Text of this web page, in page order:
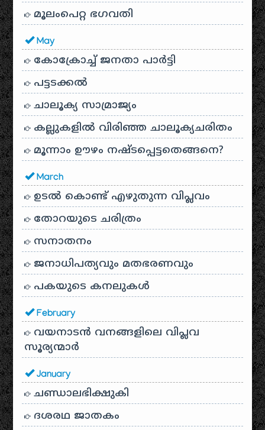
മൂലംപെറ്റ ഭഗവതി
May
കോക്രോച്ച് ജനതാ പാർട്ടി
പട്ടടക്കൽ
ചാലൂക്യ സാമ്രാജ്യം
കല്ലുകളിൽ വിരിഞ്ഞ ചാലൂക്യചരിതം
മൂന്നാം ഊഴം നഷ്ടപ്പെട്ടതെങ്ങനെ?
March
ഉടൽ കൊണ്ട് എഴുതുന്ന വിപ്ലവം
തോറയുടെ ചരിത്രം
സനാതനം
ജനാധിപത്യവും മതഭരണവും
പകയുടെ കനലുകൾ
February
വയനാടൻ വനങ്ങളിലെ വിപ്ലവ
സൂര്യന്മാർ
January
ചണ്ഡാലഭിക്ഷുകി
ദശരഥ ജാതകം